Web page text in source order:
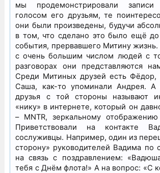
мы продемонстрировали
голосом его друзьям, те
они были произведены, будучи
в том, что сделано это было ещё до
события, прервавшего Митину
с очень большим числом людей с
разговорах они представляются
Среди Митиных друзей есть Фёдор,
Саша, как-то упоминали Андрея.
друзья с той стороны называют
«нику» в интернете, который он
– MNTR, зеркальному
Приветствовали на контакте
сослуживцы. Например, один из
сторону» руководителей Вадима по
на связь с поздравлением:
тебя с Днём флота!» А на вопрос: «С